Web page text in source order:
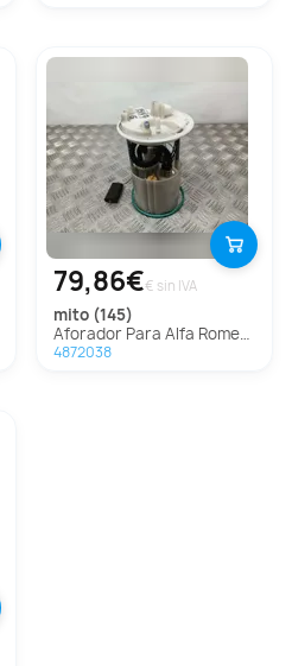
79,86€€ sin IVA
mito (145)
Aforador Para Alfa Romeo Mito
4872038